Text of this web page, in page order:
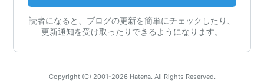
読者になると、ブログの更新を簡単にチェックしたり、
更新通知を受け取ったりできるようになります。
Copyright (C) 2001-2026 Hatena. All Rights Reserved.